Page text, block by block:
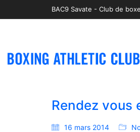
BAC9 Savate - Club de
Rendez vous
16 mars 2014